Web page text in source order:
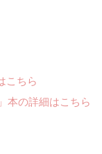
こちら
本の詳細はこちら